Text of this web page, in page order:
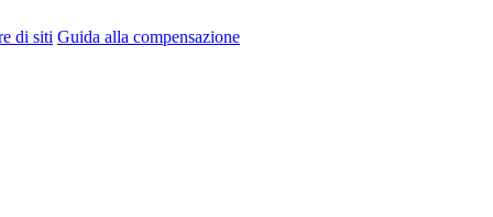
di siti Guida alla compensazione